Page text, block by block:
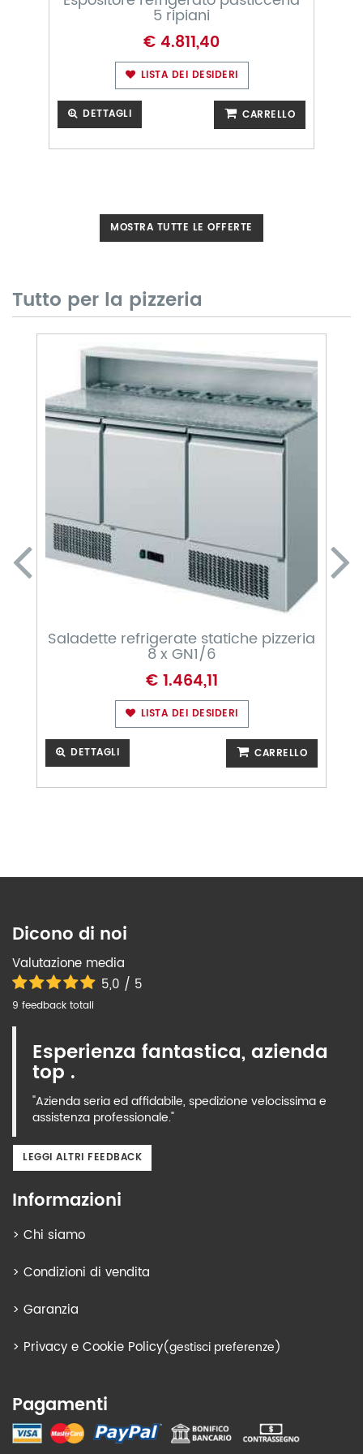
5 ripiani
€ 4.811,40
LISTA DEI DESIDERI
DETTAGLI CARRELLO
MOSTRA TUTTE LE OFFERTE
Tutto per la pizzeria
Saladette refrigerate statiche pizzeria
8 x GN1/6
€ 1.464,11
LISTA DEI DESIDERI
DETTAGLI CARRELLO
Dicono di noi
Valutazione media
5,0 / 5
9 feedback totali
Esperienza fantastica, azienda
top .
"Azienda seria ed affidabile, spedizione velocissima e
assistenza professionale."
LEGGI ALTRI FEEDBACK
Informazioni
> Chi siamo
> Condizioni di vendita
> Garanzia
> Privacy e Cookie Policy(gestisci preferenze)
Pagamenti